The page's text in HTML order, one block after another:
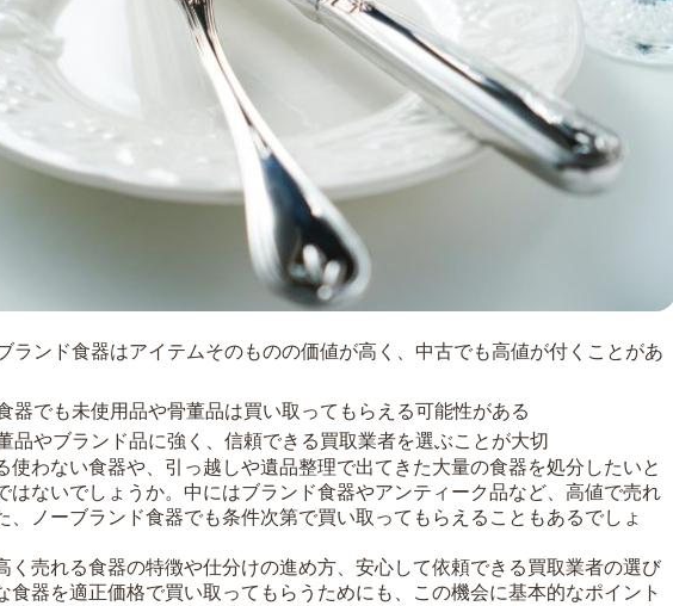
ランド食器はアイテムそのものの価値が高く、中古でも高値が付くことがあ
器でも未使用品や骨董品は買い取ってもらえる可能性がある
品やブランド品に強く、信頼できる買取業者を選ぶことが大切
使わない食器や、引っ越しや遺品整理で出てきた大量の食器を処分したいと
はないでしょうか。中にはブランド食器やアンティーク品など、高値で売れ
、ノーブランド食器でも条件次第で買い取ってもらえることもあるでしょ
く売れる食器の特徴や仕分けの進め方、安心して依頼できる買取業者の選び
食器を適正価格で買い取ってもらうためにも、この機会に基本的なポイント